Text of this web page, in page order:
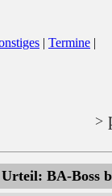
| Termine |
>
Urteil: BA-Boss